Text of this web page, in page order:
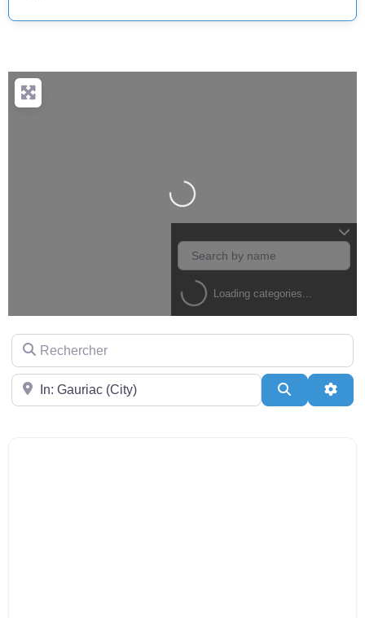
Loading...
Loading categories...
Rechercher
Près de
Search